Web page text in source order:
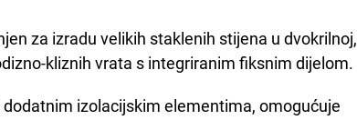
za izradu velikih staklenih stijena u dvokrilnoj,
kliznih vrata s integriranim fiksnim dijelom.
izolacijskim elementima, omogućuje